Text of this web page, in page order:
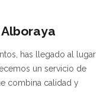
has llegado al lugar
un servicio de
combina calidad y